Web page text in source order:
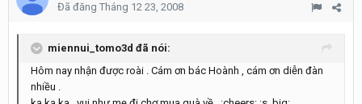
Đã đăng Tháng 12 23, 2008
miennui_tomo3d đã nói:
Hôm nay nhận được roài . Cám ơn bác Hoành , cám ơn diễn đàn
nhiều .